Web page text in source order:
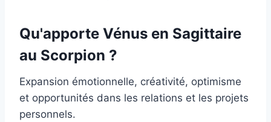
Qu'apporte Vénus en Sagittaire
au Scorpion ?
Expansion émotionnelle, créativité, optimisme
et opportunités dans les relations et les projets
personnels.